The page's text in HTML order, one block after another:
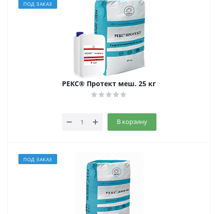
ПОД ЗАКАЗ
РЕКС® Протект меш. 25 кг
В корзину
ПОД ЗАКАЗ